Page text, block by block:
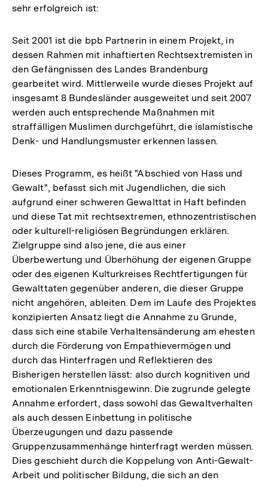
sehr erfolgreich ist:
Seit 2001 ist die bpb Partnerin in einem Projekt, in
dessen Rahmen mit inhaftierten Rechtsextremisten in
den Gefängnissen des Landes Brandenburg
gearbeitet wird. Mittlerweile wurde dieses Projekt auf
insgesamt 8 Bundesländer ausgeweitet und seit 2007
werden auch entsprechende Maßnahmen mit
straffälligen Muslimen durchgeführt, die islamistische
Denk- und Handlungsmuster erkennen lassen.
Dieses Programm, es heißt "Abschied von Hass und
Gewalt", befasst sich mit Jugendlichen, die sich
aufgrund einer schweren Gewalttat in Haft befinden
und diese Tat mit rechtsextremen, ethnozentristischen
oder kulturell-religiösen Begründungen erklären.
Zielgruppe sind also jene, die aus einer
Überbewertung und Überhöhung der eigenen Gruppe
oder des eigenen Kulturkreises Rechtfertigungen für
Gewalttaten gegenüber anderen, die dieser Gruppe
nicht angehören, ableiten. Dem im Laufe des Projektes
konzipierten Ansatz liegt die Annahme zu Grunde,
dass sich eine stabile Verhaltensänderung am ehesten
durch die Förderung von Empathievermögen und
durch das Hinterfragen und Reflektieren des
Bisherigen herstellen lässt: also durch kognitiven und
emotionalen Erkenntnisgewinn. Die zugrunde gelegte
Annahme erfordert, dass sowohl das Gewaltverhalten
als auch dessen Einbettung in politische
Überzeugungen und dazu passende
Gruppenzusammenhänge hinterfragt werden müssen.
Dies geschieht durch die Koppelung von Anti-Gewalt-
Arbeit und politischer Bildung, die sich an den